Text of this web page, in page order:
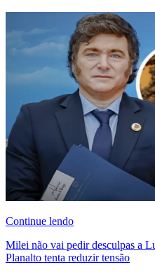
Continue lendo
Milei não vai pedir desculpas a
Planalto tenta reduzir tensão